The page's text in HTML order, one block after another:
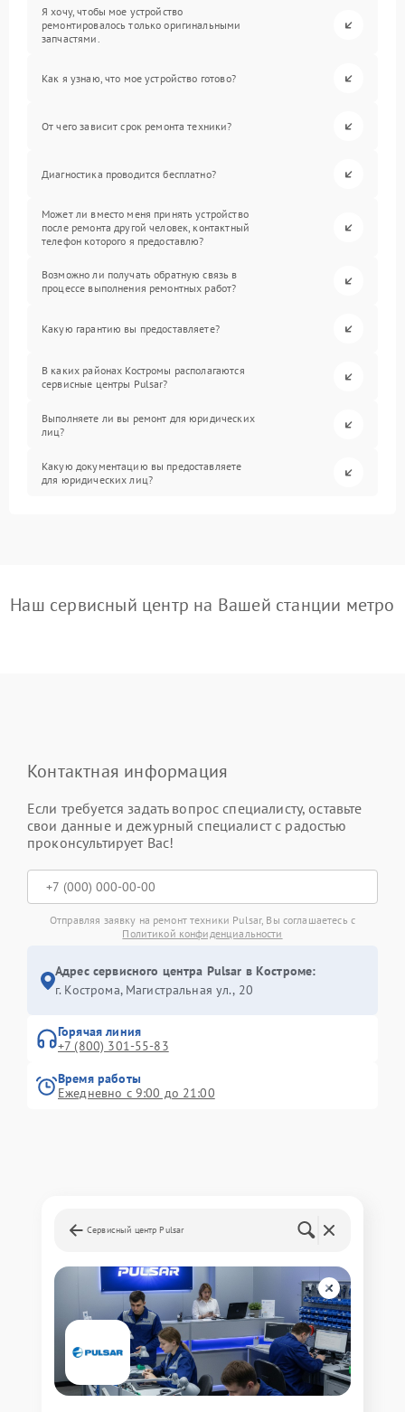
Я хочу, чтобы мое устройство
ремонтировалось только оригинальными
запчастями.
Как я узнаю, что мое устройство готово?
От чего зависит срок ремонта техники?
Диагностика проводится бесплатно?
Может ли вместо меня принять устройство
после ремонта другой человек, контактный
телефон которого я предоставлю?
Возможно ли получать обратную связь в
процессе выполнения ремонтных работ?
Какую гарантию вы предоставляете?
В каких районах Костромы располагаются
сервисные центры Pulsar?
Выполняете ли вы ремонт для юридических
лиц?
Какую документацию вы предоставляете
для юридических лиц?
Наш сервисный центр на Вашей станции метро
Контактная информация
Если требуется задать вопрос специалисту, оставьте
свои данные и дежурный специалист с радостью
проконсультирует Вас!
Отправляя заявку на ремонт техники Pulsar, Вы соглашаетесь с
Политикой конфиденциальности
Адрес сервисного центра Pulsar в Костроме:
г. Кострома, Магистральная ул., 20
Горячая линия
+7 (800) 301-55-83
Время работы
Ежедневно с 9:00 до 21:00
Сервисный центр Pulsar